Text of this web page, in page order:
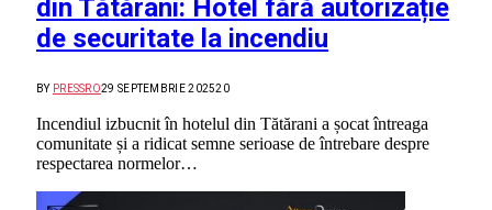
din Tătărani: Hotel fără autorizație
de securitate la incendiu
BY PRESSRO29 SEPTEMBRIE 202520
Incendiul izbucnit în hotelul din Tătărani a șocat întreaga
comunitate și a ridicat semne serioase de întrebare despre
respectarea normelor…